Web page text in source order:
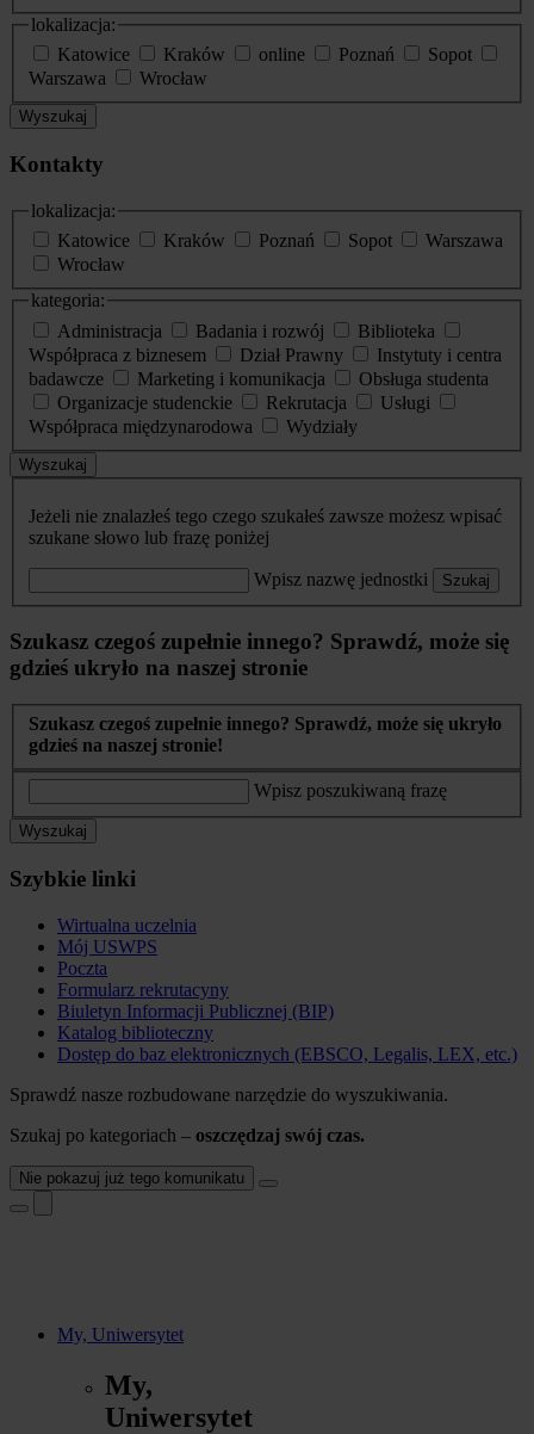
lokalizacja:
Katowice
Kraków online Poznań
Sopot
Warszawa
Wrocław
Wyszukaj
Kontakty
lokalizacja:
Katowice
Kraków Poznań Sopot
Warszawa
Wrocław
kategoria:
Administracja
Badania i rozwój
Biblioteka
Współpraca z biznesem
Dział Prawny
Instytuty i centra
badawcze
Marketing i komunikacja
Obsługa studenta
Organizacje studenckie
Rekrutacja
Usługi
Współpraca międzynarodowa
Wydziały
Wyszukaj
Jeżeli nie znalazłeś tego czego szukałeś zawsze możesz wpisać
szukane słowo lub frazę poniżej
Wpisz nazwę jednostki Szukaj
Szukasz czegoś zupełnie innego? Sprawdź, może się
gdzieś ukryło na naszej stronie
Szukasz czegoś zupełnie innego? Sprawdź, może się ukryło
gdzieś na naszej stronie!
Wpisz poszukiwaną frazę
Wyszukaj
Szybkie linki
Wirtualna uczelnia
Mój USWPS
Poczta
Formularz rekrutacyny
Biuletyn Informacji Publicznej (BIP)
Katalog biblioteczny
Dostęp do baz elektronicznych (EBSCO, Legalis, LEX, etc.)
Sprawdź nasze rozbudowane narzędzie do wyszukiwania.
Szukaj po kategoriach – oszczędzaj swój czas.
Nie pokazuj już tego komunikatu
My, Uniwersytet
My,
Uniwersytet